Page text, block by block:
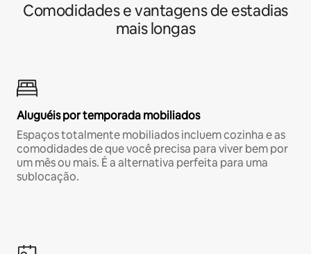
Comodidades e vantagens de estadias
mais longas
Aluguéis por temporada mobiliados
Espaços totalmente mobiliados incluem cozinha e as
comodidades de que você precisa para viver bem por
um mês ou mais. É a alternativa perfeita para uma
sublocação.